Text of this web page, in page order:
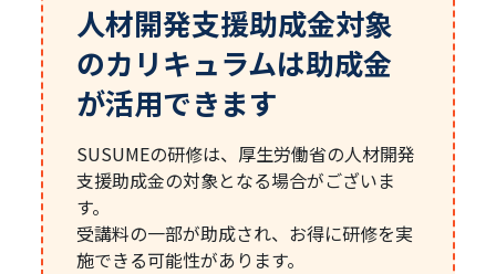
人材開発支援助成金対象
のカリキュラムは助成金
が活用できます
SUSUMEの研修は、厚生労働省の人材開発
支援助成金の対象となる場合がございま
す。
受講料の一部が助成され、お得に研修を実
施できる可能性があります。